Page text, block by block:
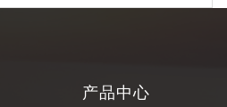
产品中心